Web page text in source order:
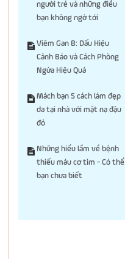
người trẻ và những điều
bạn không ngờ tới
Viêm Gan B: Dấu Hiệu
Cảnh Báo và Cách Phòng
Ngừa Hiệu Quả
Mách bạn 5 cách làm đẹp
da tại nhà với mặt nạ đậu
đỏ
Những hiểu lầm về bệnh
thiếu máu cơ tim - Có thể
bạn chưa biết